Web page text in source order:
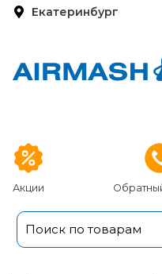
Екатеринбург
Акции